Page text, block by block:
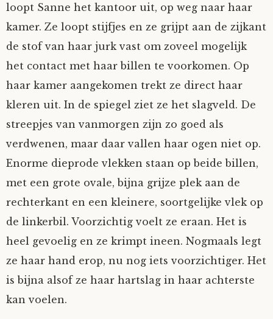
loopt Sanne het kantoor uit, op weg naar haar
kamer. Ze loopt stijfjes en ze grijpt aan de zijkant
de stof van haar jurk vast om zoveel mogelijk
het contact met haar billen te voorkomen. Op
haar kamer aangekomen trekt ze direct haar
kleren uit. In de spiegel ziet ze het slagveld. De
streepjes van vanmorgen zijn zo goed als
verdwenen, maar daar vallen haar ogen niet op.
Enorme dieprode vlekken staan op beide billen,
met een grote ovale, bijna grijze plek aan de
rechterkant en een kleinere, soortgelijke vlek op
de linkerbil. Voorzichtig voelt ze eraan. Het is
heel gevoelig en ze krimpt ineen. Nogmaals legt
ze haar hand erop, nu nog iets voorzichtiger. Het
is bijna alsof ze haar hartslag in haar achterste
kan voelen.